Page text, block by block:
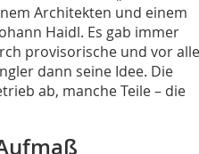
Architekten und einem
Haidl. Es gab immer
provisorische und vor
dann seine Idee. Die
ab, manche Teile – die